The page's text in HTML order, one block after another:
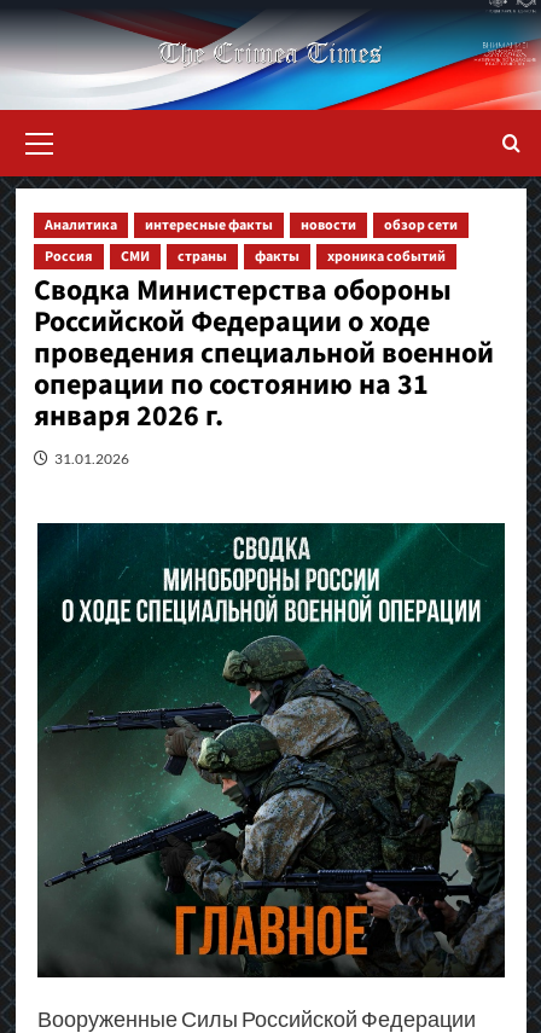
Перейти
к
содержимому
меню
Аналитика интересные факты новости
обзор сети
Россия
СМИ страны факты хроника событий
Сводка Министерства обороны
Российской Федерации о ходе
проведения специальной военной
операции по состоянию на 31
января 2026 г.
31.01.2026
Вооруженные Силы Российской Федерации